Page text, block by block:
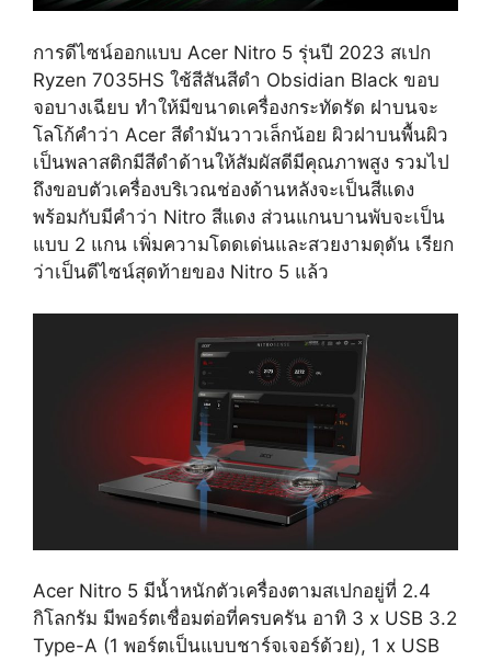
การดีไซน์ออกแบบ Acer Nitro 5 รุ่นปี 2023 สเปก
Ryzen 7035HS ใช้สีสันสีดำ Obsidian Black ขอบ
จอบางเฉียบ ทำให้มีขนาดเครื่องกระทัดรัด ฝาบนจะ
โลโก้คำว่า Acer สีดำมันวาวเล็กน้อย ผิวฝาบนพื้นผิว
เป็นพลาสติกมีสีดำด้านให้สัมผัสดีมีคุณภาพสูง รวมไป
ถึงขอบตัวเครื่องบริเวณช่องด้านหลังจะเป็นสีแดง
พร้อมกับมีคำว่า Nitro สีแดง ส่วนแกนบานพับจะเป็น
แบบ 2 แกน เพิ่มความโดดเด่นและสวยงามดุดัน เรียก
ว่าเป็นดีไซน์สุดท้ายของ Nitro 5 แล้ว
Acer Nitro 5 มีน้ำหนักตัวเครื่องตามสเปกอยู่ที่ 2.4
กิโลกรัม มีพอร์ตเชื่อมต่อที่ครบครัน อาทิ 3 x USB 3.2
Type-A (1 พอร์ตเป็นแบบชาร์จเจอร์ด้วย), 1 x USB